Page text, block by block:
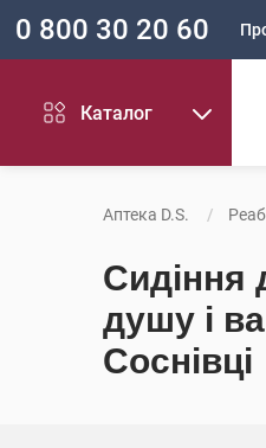
0 800 30 20 60
Каталог
Аптека D.S.
Сидіння
душу і
Соснівці